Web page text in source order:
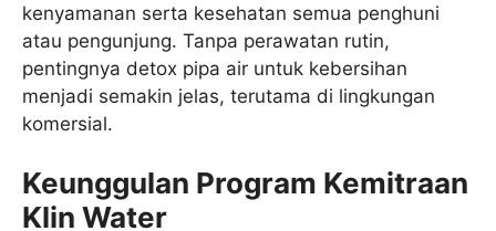
kenyamanan serta kesehatan semua penghuni
atau pengunjung. Tanpa perawatan rutin,
pentingnya detox pipa air untuk kebersihan
menjadi semakin jelas, terutama di lingkungan
komersial.
Keunggulan Program Kemitraan
Klin Water